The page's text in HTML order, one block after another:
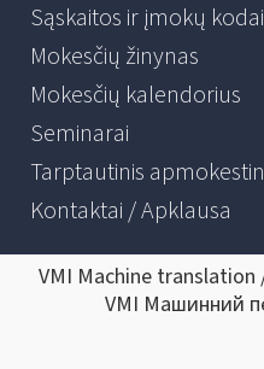
Sąskaitos ir įmokų kodai
Mokesčių žinynas
Mokesčių kalendorius
Seminarai
Tarptautinis
Kontaktai / Apklausa
VMI Machine
VMI Машинний